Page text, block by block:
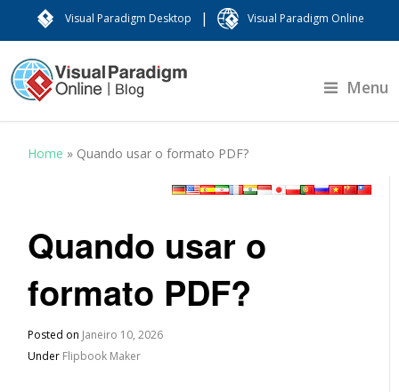
Visual Paradigm Desktop | Visual Paradigm Online
Menu
Home » Quando usar o formato PDF?
Quando usar o
formato PDF?
Posted on Janeiro 10, 2026
Under Flipbook Maker